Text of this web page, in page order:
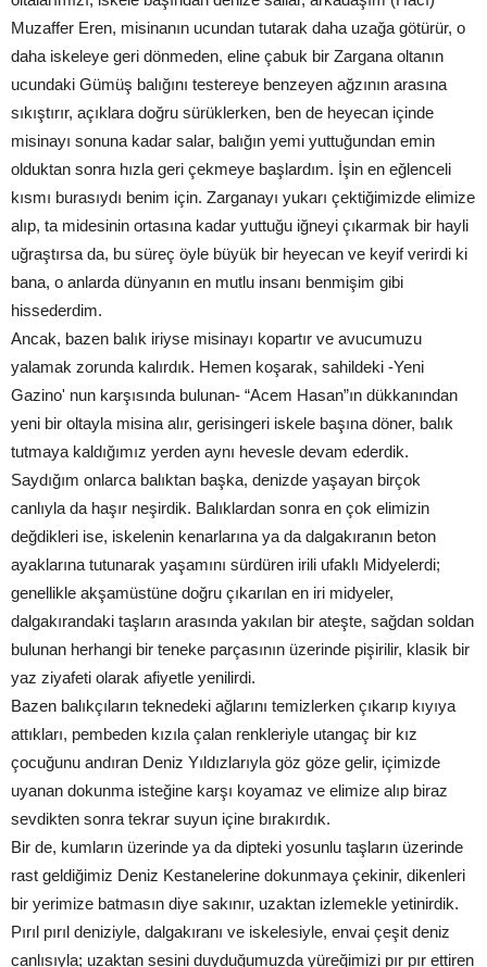
Muzaffer Eren, misinanın ucundan tutarak daha uzağa götürür, o
daha iskeleye geri dönmeden, eline çabuk bir Zargana oltanın
ucundaki Gümüş balığını testereye benzeyen ağzının arasına
sıkıştırır, açıklara doğru sürüklerken, ben de heyecan içinde
misinayı sonuna kadar salar, balığın yemi yuttuğundan emin
olduktan sonra hızla geri çekmeye başlardım. İşin en eğlenceli
kısmı burasıydı benim için. Zarganayı yukarı çektiğimizde elimize
alıp, ta midesinin ortasına kadar yuttuğu iğneyi çıkarmak bir hayli
uğraştırsa da, bu süreç öyle büyük bir heyecan ve keyif verirdi ki
bana, o anlarda dünyanın en mutlu insanı benmişim gibi
hissederdim.
Ancak, bazen balık iriyse misinayı kopartır ve avucumuzu
yalamak zorunda kalırdık. Hemen koşarak, sahildeki -Yeni
Gazino' nun karşısında bulunan- “Acem Hasan”ın dükkanından
yeni bir oltayla misina alır, gerisingeri iskele başına döner, balık
tutmaya kaldığımız yerden aynı hevesle devam ederdik.
Saydığım onlarca balıktan başka, denizde yaşayan birçok
canlıyla da haşır neşirdik. Balıklardan sonra en çok elimizin
değdikleri ise, iskelenin kenarlarına ya da dalgakıranın beton
ayaklarına tutunarak yaşamını sürdüren irili ufaklı Midyelerdi;
genellikle akşamüstüne doğru çıkarılan en iri midyeler,
dalgakırandaki taşların arasında yakılan bir ateşte, sağdan soldan
bulunan herhangi bir teneke parçasının üzerinde pişirilir, klasik bir
yaz ziyafeti olarak afiyetle yenilirdi.
Bazen balıkçıların teknedeki ağlarını temizlerken çıkarıp kıyıya
attıkları, pembeden kızıla çalan renkleriyle utangaç bir kız
çocuğunu andıran Deniz Yıldızlarıyla göz göze gelir, içimizde
uyanan dokunma isteğine karşı koyamaz ve elimize alıp biraz
sevdikten sonra tekrar suyun içine bırakırdık.
Bir de, kumların üzerinde ya da dipteki yosunlu taşların üzerinde
rast geldiğimiz Deniz Kestanelerine dokunmaya çekinir, dikenleri
bir yerimize batmasın diye sakınır, uzaktan izlemekle yetinirdik.
Pırıl pırıl deniziyle, dalgakıranı ve iskelesiyle, envai çeşit deniz
canlısıyla; uzaktan sesini duyduğumuzda yüreğimizi pır pır ettiren